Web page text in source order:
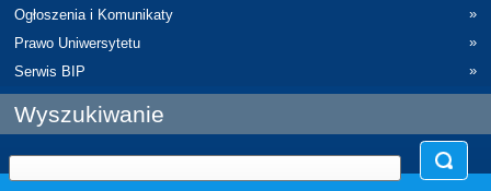
Ogłoszenia i Komunikaty
»
Prawo Uniwersytetu
»
Serwis BIP
»
Wyszukiwanie